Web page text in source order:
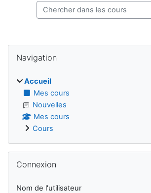
Chercher dans les cours
Blocs
Navigation
Accueil
Mes cours
Nouvelles
Mes cours
Cours
Connexion
Nom de l'utilisateur